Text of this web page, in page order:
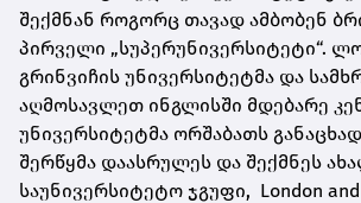
შექმნან როგორც თავად ამბობენ
პირველი „სუპერუნივერსიტეტი“.
გრინვიჩის უნივერსიტეტმა და
აღმოსავლეთ ინგლისში მდებარე
უნივერსიტეტმა ორშაბათს
შერწყმა დაასრულეს და შექმნეს
საუნივერსიტეტო ჯგუფი, London